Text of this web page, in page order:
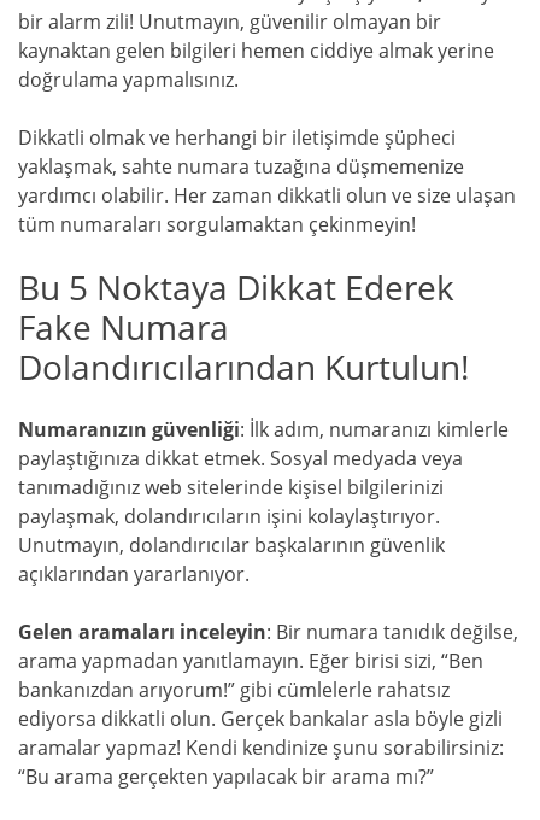
bir alarm zili! Unutmayın, güvenilir olmayan bir
kaynaktan gelen bilgileri hemen ciddiye almak yerine
doğrulama yapmalısınız.
Dikkatli olmak ve herhangi bir iletişimde şüpheci
yaklaşmak, sahte numara tuzağına düşmemenize
yardımcı olabilir. Her zaman dikkatli olun ve size ulaşan
tüm numaraları sorgulamaktan çekinmeyin!
Bu 5 Noktaya Dikkat Ederek
Fake Numara
Dolandırıcılarından Kurtulun!
Numaranızın güvenliği: İlk adım, numaranızı kimlerle
paylaştığınıza dikkat etmek. Sosyal medyada veya
tanımadığınız web sitelerinde kişisel bilgilerinizi
paylaşmak, dolandırıcıların işini kolaylaştırıyor.
Unutmayın, dolandırıcılar başkalarının güvenlik
açıklarından yararlanıyor.
Gelen aramaları inceleyin: Bir numara tanıdık değilse,
arama yapmadan yanıtlamayın. Eğer birisi sizi, “Ben
bankanızdan arıyorum!” gibi cümlelerle rahatsız
ediyorsa dikkatli olun. Gerçek bankalar asla böyle gizli
aramalar yapmaz! Kendi kendinize şunu sorabilirsiniz:
“Bu arama gerçekten yapılacak bir arama mı?”